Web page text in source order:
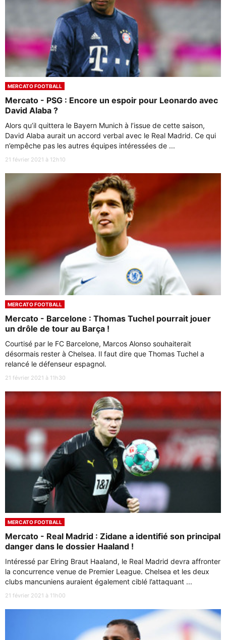
MERCATO FOOTBALL
Mercato - PSG : Encore un espoir pour Leonardo avec
David Alaba ?
Alors qu’il quittera le Bayern Munich à l’issue de cette saison,
David Alaba aurait un accord verbal avec le Real Madrid. Ce qui
n’empêche pas les autres équipes intéressées de ...
21 février 2021 à 12h10
MERCATO FOOTBALL
Mercato - Barcelone : Thomas Tuchel pourrait jouer
un drôle de tour au Barça !
Courtisé par le FC Barcelone, Marcos Alonso souhaiterait
désormais rester à Chelsea. Il faut dire que Thomas Tuchel a
relancé le défenseur espagnol.
21 février 2021 à 11h30
MERCATO FOOTBALL
Mercato - Real Madrid : Zidane a identifié son principal
danger dans le dossier Haaland !
Intéressé par Elring Braut Haaland, le Real Madrid devra affronter
la concurrence venue de Premier League. Chelsea et les deux
clubs mancuniens auraient également ciblé l’attaquant ...
21 février 2021 à 11h00